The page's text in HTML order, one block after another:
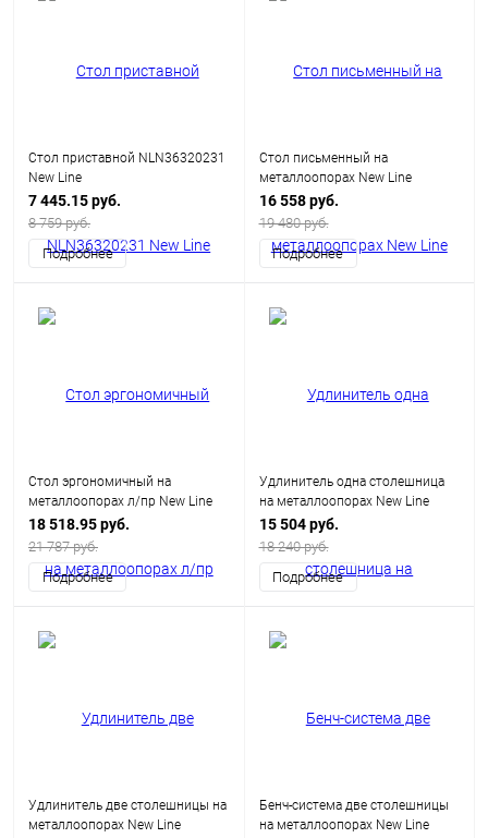
Стол приставной NLN36320231
New Line
7 445.15 руб.
8 759 руб.
Подробнее
Стол письменный на
металлоопорах New Line
16 558 руб.
19 480 руб.
Подробнее
Стол эргономичный на
металлоопорах л/пр New Line
18 518.95 руб.
21 787 руб.
Подробнее
Удлинитель одна столешница
на металлоопорах New Line
15 504 руб.
18 240 руб.
Подробнее
Удлинитель две столешницы на
металлоопорах New Line
Бенч-система две столешницы
на металлоопорах New Line